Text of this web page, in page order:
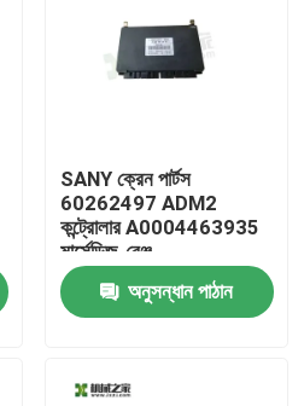
SANY ক্রেন পার্টস
60262497 ADM2
কন্ট্রোলার A0004463935
মার্সেডিজ-বেঞ্জ
অনুসন্ধান পাঠান